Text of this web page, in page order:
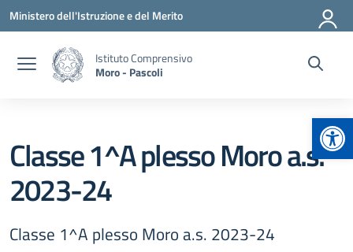
Vai ai contenuti
Vai al menu di navigazione
Vai al footer
Ministero dell'Istruzione e del Merito
Istituto Comprensivo
Moro - Pascoli
Classe 1^A plesso Moro a.s.
2023-24
Classe 1^A plesso Moro a.s. 2023-24